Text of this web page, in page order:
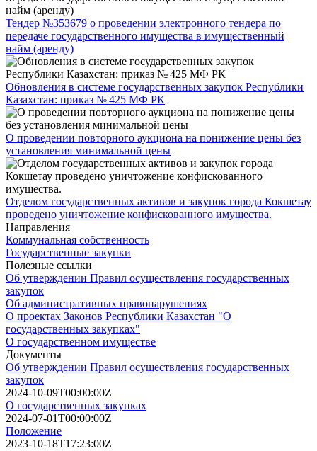
Тендер №353679 о проведении электронного тендера по
передаче государственного имущества в имущественный
найм (аренду)
Обновления в системе государственных закупок Республики
Казахстан: приказ № 425 МФ РК
О проведении повторного аукциона на понижение цены без
установления минимальной цены
Отделом государственных активов и закупок города Кокшетау
проведено уничтожение конфискованного имущества.
Направления
Коммунальная собственность
Государственные закупки
Полезные ссылки
Об утверждении Правил осуществления государственных
закупок
Об административных правонарушениях
О проектах Законов Республики Казахстан "О
государственных закупках"
О государственном имуществе
Документы
Об утверждении Правил осуществления государственных
закупок
2024-10-09T00:00:00Z
О государственных закупках
2024-07-01T00:00:00Z
Положение
2023-10-18T17:23:00Z